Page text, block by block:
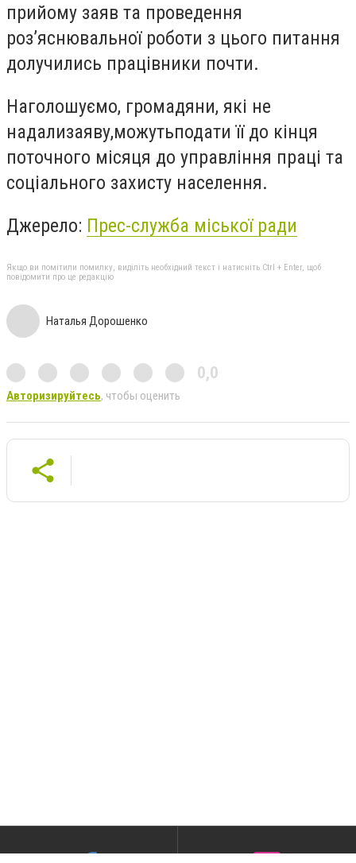
прийому заяв та проведення
роз’яснювальної роботи з цього питання
долучились працівники почти.
Наголошуємо, громадяни, які не
надализаяву,можутьподати її до кінця
поточного місяця до управління праці та
соціального захисту населення.
Джерело: Прес-служба міської ради
Якщо ви помітили помилку, виділіть необхідний текст і натисніть Ctrl + Enter, щоб
повідомити про це редакцію
Наталья Дорошенко
0,0
Авторизируйтесь, чтобы оценить